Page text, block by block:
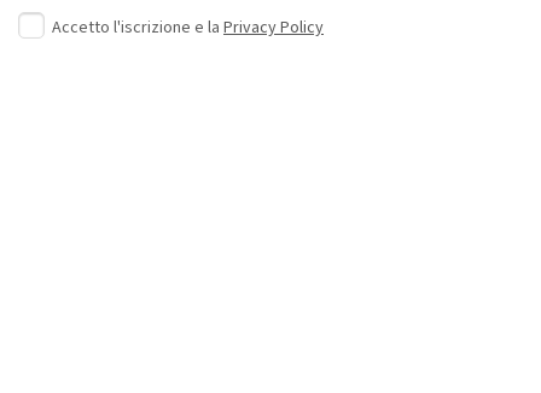
Accetto l'iscrizione e la Privacy Policy